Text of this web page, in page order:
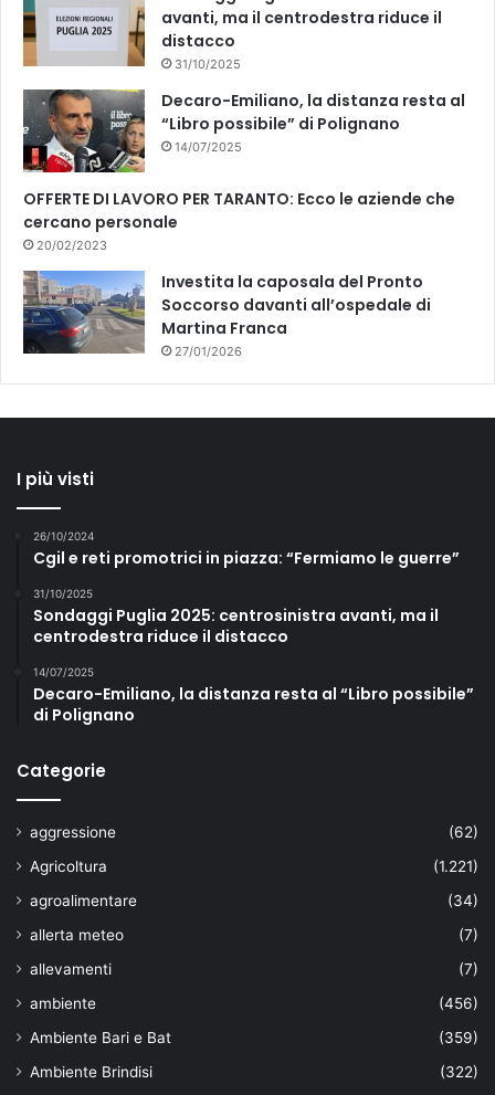
avanti, ma il centrodestra riduce il
distacco
31/10/2025
Decaro-Emiliano, la distanza resta al
“Libro possibile” di Polignano
14/07/2025
OFFERTE DI LAVORO PER TARANTO: Ecco le aziende che
cercano personale
20/02/2023
Investita la caposala del Pronto
Soccorso davanti all’ospedale di
Martina Franca
27/01/2026
I più visti
26/10/2024
Cgil e reti promotrici in piazza: “Fermiamo le guerre”
31/10/2025
Sondaggi Puglia 2025: centrosinistra avanti, ma il
centrodestra riduce il distacco
14/07/2025
Decaro-Emiliano, la distanza resta al “Libro possibile”
di Polignano
Categorie
aggressione
(62)
Agricoltura
(1.221)
agroalimentare
(34)
allerta meteo
(7)
allevamenti
(7)
ambiente
(456)
Ambiente Bari e Bat
(359)
Ambiente Brindisi
(322)